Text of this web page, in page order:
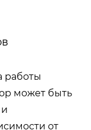
работы
может быть
от